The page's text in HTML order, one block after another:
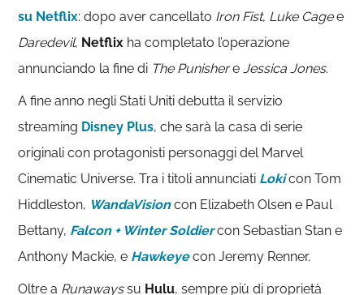
su Netflix: dopo aver cancellato Iron Fist, Luke Cagee
Daredevil, Netflix ha completato l’operazione
annunciando la fine di The PunishereJessica Jones.
A fine anno negli Stati Uniti debutta il servizio
streaming Disney Plus, che sarà la casa di serie
originali con protagonisti personaggi del Marvel
Cinematic Universe. Tra i titoli annunciati Lokicon Tom
Hiddleston, WandaVisioncon Elizabeth Olsen e Paul
Bettany, Falcon + Winter Soldiercon Sebastian Stan e
Anthony Mackie, e Hawkeyecon Jeremy Renner.
Oltre a Runawayssu Hulu, sempre più di proprietà